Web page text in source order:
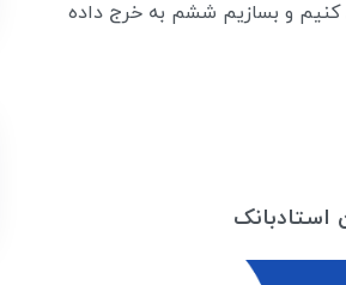
و بسازیم ششم به خرج داده
استادبانک